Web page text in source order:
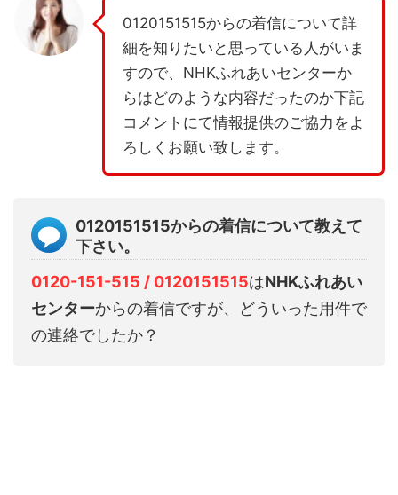
0120151515からの着信について詳
細を知りたいと思っている人がいま
すので、NHKふれあいセンターか
らはどのような内容だったのか下記
コメントにて情報提供のご協力をよ
ろしくお願い致します。
0120151515からの着信について教えて
下さい。
0120-151-515 / 0120151515はNHKふれあい
センターからの着信ですが、どういった用件で
の連絡でしたか？